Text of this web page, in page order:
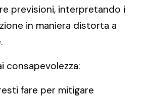
previsioni, interpretando i
in maniera distorta a
consapevolezza:
fare per mitigare